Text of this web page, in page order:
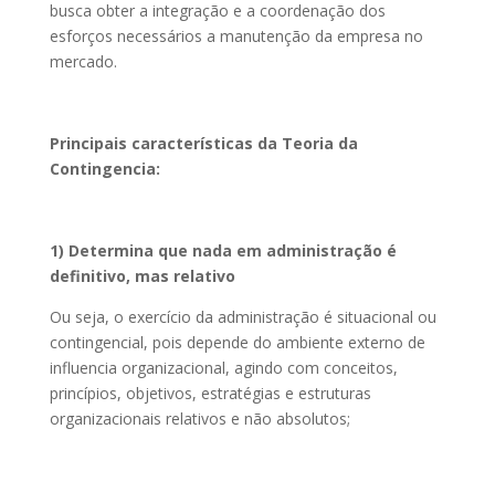
busca obter a integração e a coordenação dos
esforços necessários a manutenção da empresa no
mercado.
Principais características da Teoria da
Contingencia:
1) Determina que nada em administração é
definitivo, mas relativo
Ou seja, o exercício da administração é situacional ou
contingencial, pois depende do ambiente externo de
influencia organizacional, agindo com conceitos,
princípios, objetivos, estratégias e estruturas
organizacionais relativos e não absolutos;